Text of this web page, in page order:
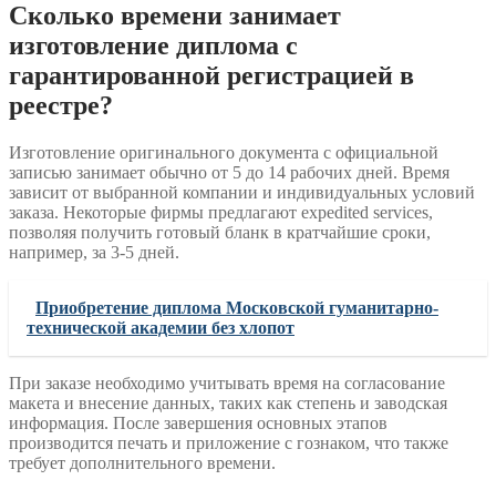
Сколько времени занимает
изготовление диплома с
гарантированной регистрацией в
реестре?
Изготовление оригинального документа с официальной
записью занимает обычно от 5 до 14 рабочих дней. Время
зависит от выбранной компании и индивидуальных условий
заказа. Некоторые фирмы предлагают expedited services,
позволяя получить готовый бланк в кратчайшие сроки,
например, за 3-5 дней.
Приобретение диплома Московской гуманитарно-
технической академии без хлопот
При заказе необходимо учитывать время на согласование
макета и внесение данных, таких как степень и заводская
информация. После завершения основных этапов
производится печать и приложение с гознаком, что также
требует дополнительного времени.